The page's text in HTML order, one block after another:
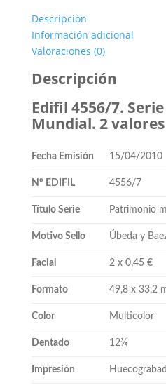
valores
**2010
cantidad
Descripción
Información adicional
Valoraciones (0)
Descripción
Edifil 4556/7.
Mundial. 2
Fecha Emisión 15/04/2010
Nº EDIFIL 4556/7
Título Serie Patrimonio
Motivo Sello Úbeda y
Facial 2 x 0,45 €
Formato 49,8 x 33,2
Color Multicolor
Dentado 12¾
Impresión